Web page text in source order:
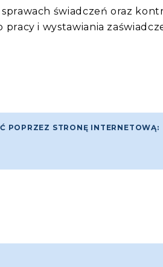
świadczeń oraz
pracy i wystawiania
POPRZEZ STRONĘ INTERNETOWĄ: